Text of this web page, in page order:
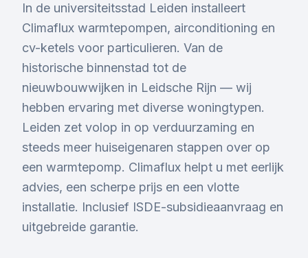
In de universiteitsstad Leiden installeert
Climaflux warmtepompen, airconditioning en
cv-ketels voor particulieren. Van de
historische binnenstad tot de
nieuwbouwwijken in Leidsche Rijn — wij
hebben ervaring met diverse woningtypen.
Leiden zet volop in op verduurzaming en
steeds meer huiseigenaren stappen over op
een warmtepomp. Climaflux helpt u met eerlijk
advies, een scherpe prijs en een vlotte
installatie. Inclusief ISDE-subsidieaanvraag en
uitgebreide garantie.